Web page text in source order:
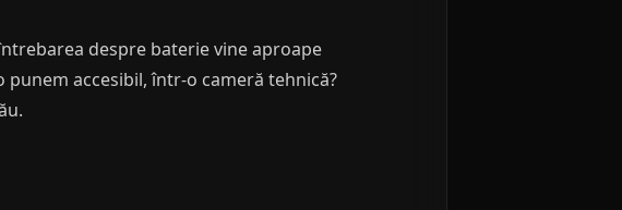
despre baterie vine aproape
accesibil, într-o cameră tehnică?